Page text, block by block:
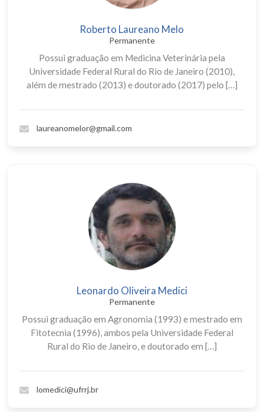
Roberto Laureano Melo
Permanente
Possui graduação em Medicina Veterinária pela
Universidade Federal Rural do Rio de Janeiro (2010),
além de mestrado (2013) e doutorado (2017) pelo […]
laureanomelor@gmail.com
Leonardo Oliveira Medici
Permanente
Possui graduação em Agronomia (1993) e mestrado em
Fitotecnia (1996), ambos pela Universidade Federal
Rural do Rio de Janeiro, e doutorado em […]
lomedici@ufrrj.br